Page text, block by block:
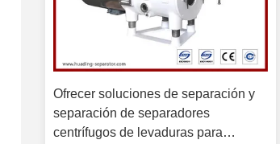
Ofrecer soluciones de separación y
separación de separadores
centrífugos de levaduras para